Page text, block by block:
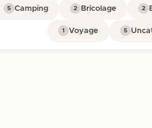
2
Bricolage
2
Camping
5
5
Voyage
1